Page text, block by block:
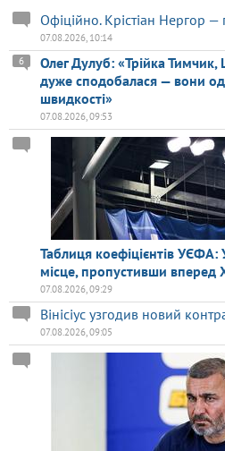
Офіційно. Крістіан Нергор —
07.08.2026, 10:14
Олег Дулуб: «Трійка
дуже сподобалася — вони
швидкості»
6
07.08.2026, 09:53
Таблиця коефіцієнтів УЄФА:
місце, пропустивши вперед
07.08.2026, 09:29
Вінісіус узгодив новий
07.08.2026, 09:05